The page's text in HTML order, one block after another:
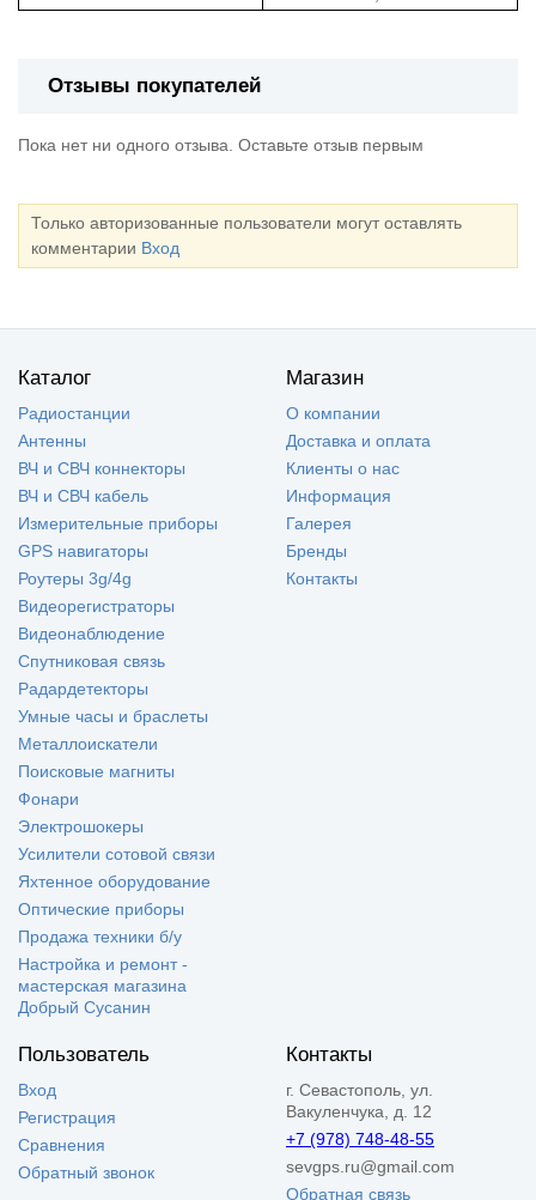
Отзывы покупателей
Пока нет ни одного отзыва. Оставьте отзыв первым
Только авторизованные пользователи могут оставлять
комментарии Вход
Каталог
Радиостанции
Антенны
ВЧ и СВЧ коннекторы
ВЧ и СВЧ кабель
Измерительные приборы
GPS навигаторы
Роутеры 3g/4g
Видеорегистраторы
Видеонаблюдение
Спутниковая связь
Радардетекторы
Умные часы и браслеты
Металлоискатели
Поисковые магниты
Фонари
Электрошокеры
Усилители сотовой связи
Яхтенное оборудование
Оптические приборы
Продажа техники б/у
Настройка и ремонт -
мастерская магазина
Добрый Сусанин
Магазин
О компании
Доставка и оплата
Клиенты о нас
Информация
Галерея
Бренды
Контакты
Пользователь
Вход
Регистрация
Сравнения
Обратный звонок
Контакты
г. Севастополь, ул.
Вакуленчука, д. 12
+7 (978) 748-48-55
sevgps.ru@gmail.com
Обратная связь